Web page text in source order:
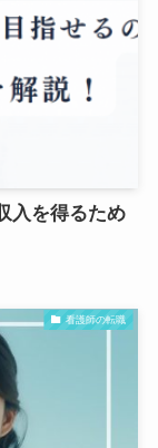
入を得るため
看護師の転職